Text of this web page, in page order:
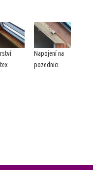
Napojení na
pozednici